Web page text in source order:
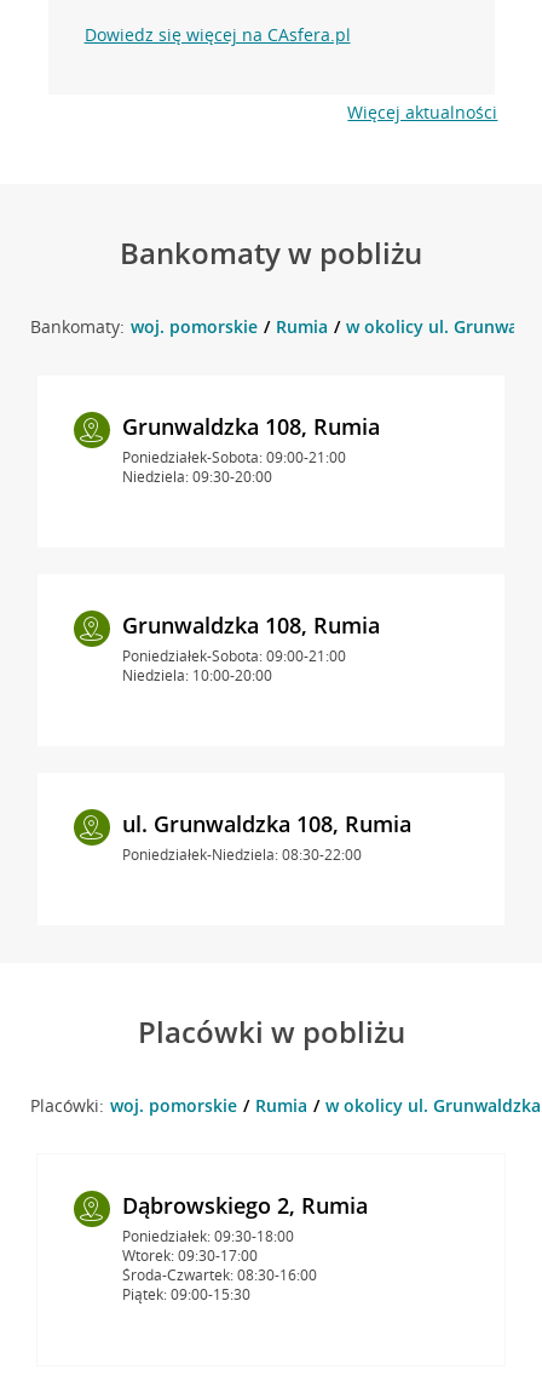
Dowiedz się więcej na CAsfera.pl
Więcej aktualności
Bankomaty w pobliżu
Bankomaty: woj. pomorskie Rumia w okolicy ul.
Grunwaldzka 108, Rumia
Poniedziałek-Sobota: 09:00-21:00
Niedziela: 09:30-20:00
Grunwaldzka 108, Rumia
Poniedziałek-Sobota: 09:00-21:00
Niedziela: 10:00-20:00
ul. Grunwaldzka 108, Rumia
Poniedziałek-Niedziela: 08:30-22:00
Placówki w pobliżu
Placówki: woj. pomorskie Rumia w okolicy ul.
Dąbrowskiego 2, Rumia
Poniedziałek: 09:30-18:00
Wtorek: 09:30-17:00
Środa-Czwartek: 08:30-16:00
Piątek: 09:00-15:30